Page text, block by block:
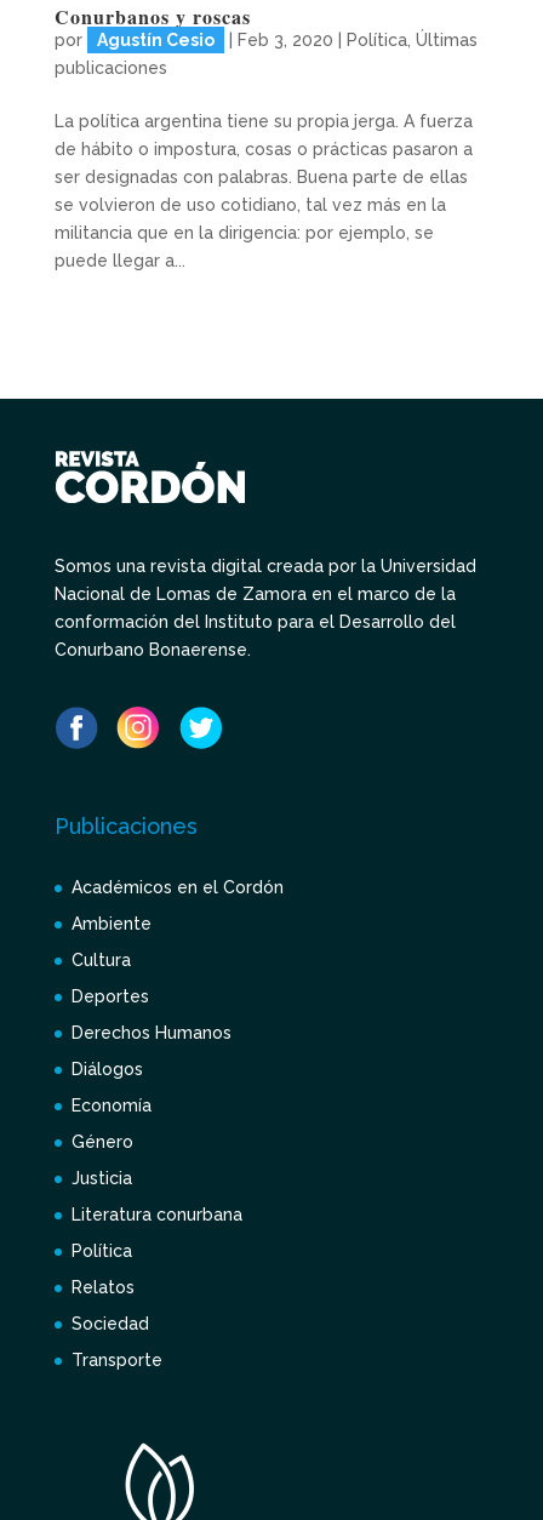
Conurbanos y roscas
por Agustín Cesio Feb 3, 2020 Política, Últimas
publicaciones
La política argentina tiene su propia jerga. A fuerza
de hábito o impostura, cosas o prácticas pasaron a
ser designadas con palabras. Buena parte de ellas
se volvieron de uso cotidiano, tal vez más en la
militancia que en la dirigencia: por ejemplo, se
puede llegar a...
Somos una revista digital creada por la Universidad
Nacional de Lomas de Zamora en el marco de la
conformación del Instituto para el Desarrollo del
Conurbano Bonaerense.
Publicaciones
Académicos en el Cordón
Ambiente
Cultura
Deportes
Derechos Humanos
Diálogos
Economía
Género
Justicia
Literatura conurbana
Política
Relatos
Sociedad
Transporte